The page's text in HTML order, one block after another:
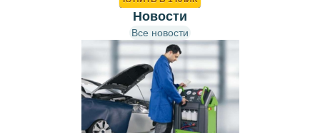
Новости
Все новости